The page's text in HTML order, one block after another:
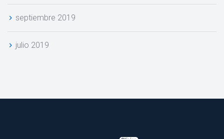
eptiembre 2019
julio 2019